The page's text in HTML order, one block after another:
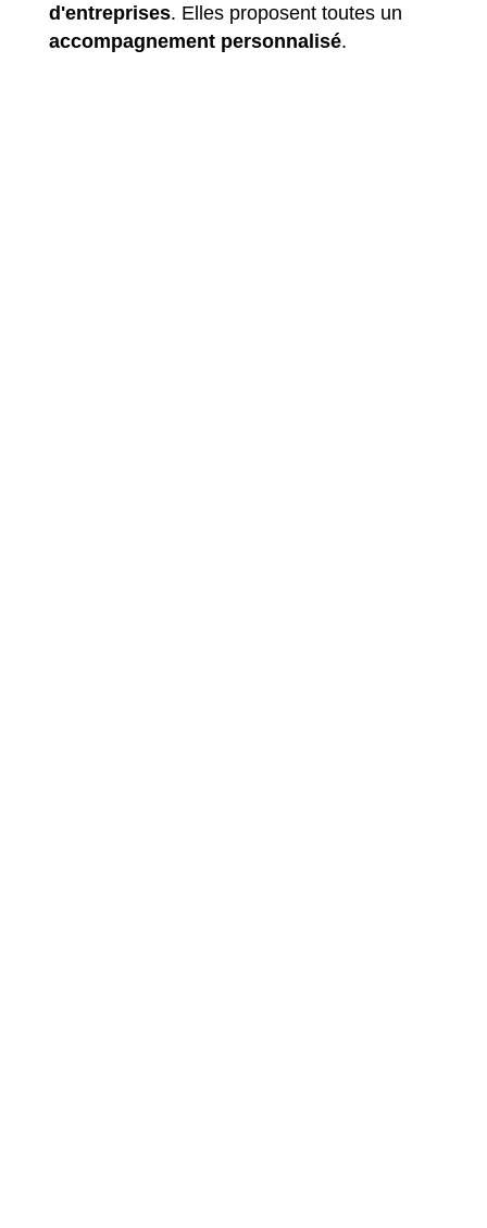
d'entreprises. Elles proposent toutes un
accompagnement personnalisé.